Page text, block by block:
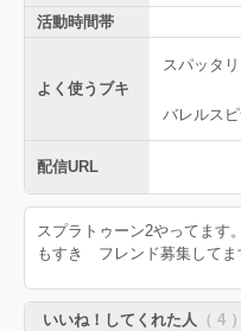
活動時間帯
よく使うブキ
スパッタ
バレルス
配信URL
スプラトゥーン2やってます
もすき フレンド募集してま
いいね！してくれた人 （ 4 ）